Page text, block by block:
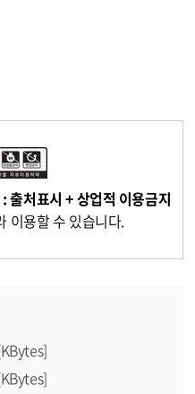
출처표시 + 상업적 이용금지
이용할 수 있습니다.